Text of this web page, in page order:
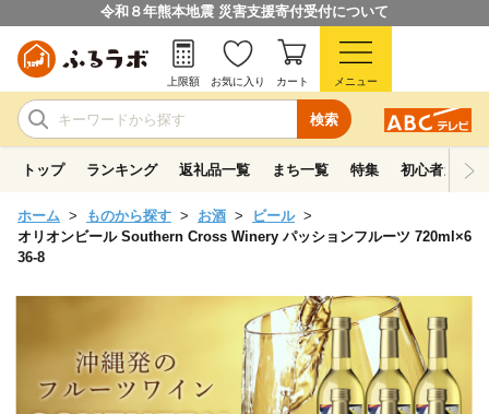
令和８年熊本地震 災害支援寄付受付について
検索
上限額 お気に入り カート メニュー
トップ ランキング 返礼品一覧 まち一覧 特集 初心者ガイド
ホーム ものから探す お酒
ビール
オリオンビール Southern Cross Winery パッションフルーツ 720ml×6
36-8